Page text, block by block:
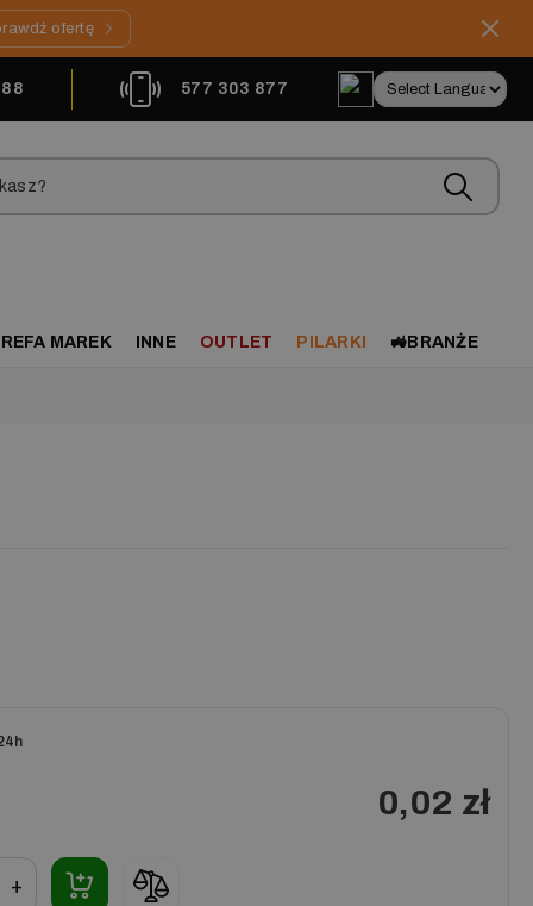
ofertę
577 303 877
MAREK INNE OUTLET PILARKI 🚜BRANŻE
0,02 zł
+